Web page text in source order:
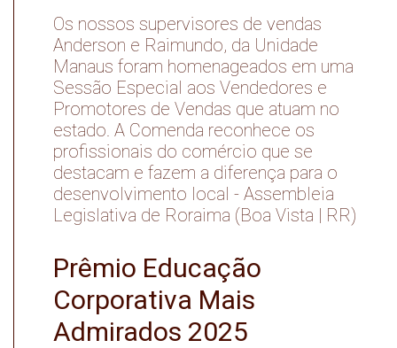
Os nossos supervisores de vendas
Anderson e Raimundo, da Unidade
Manaus foram homenageados em uma
Sessão Especial aos Vendedores e
Promotores de Vendas que atuam no
estado. A Comenda reconhece os
profissionais do comércio que se
destacam e fazem a diferença para o
desenvolvimento local - Assembleia
Legislativa de Roraima (Boa Vista | RR)
Prêmio Educação
Corporativa Mais
Admirados 2025